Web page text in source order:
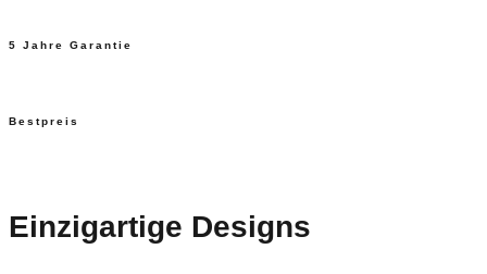
5 Jahre Garantie
Bestpreis
Einzigartige Designs